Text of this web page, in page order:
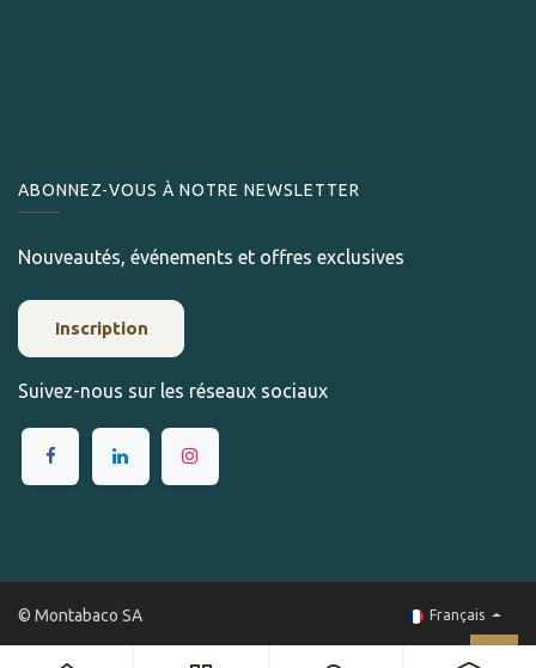
ABONNEZ-VOUS À NOTRE NEWSLETTER
Nouveautés, événements et offres exclusives
Inscription
Suivez-nous sur les réseaux sociaux
© Montabaco SA Français